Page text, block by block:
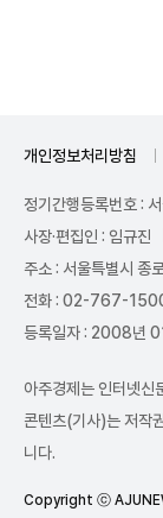
개인정보처리방침
정기간행등록번호 :
사장·편집인 : 임규진
주소 : 서울특별시
전화 : 02-767-
등록일자 : 2008년
아주경제는 인터넷신
콘텐츠(기사)는 저작
니다.
Copyright ⓒ